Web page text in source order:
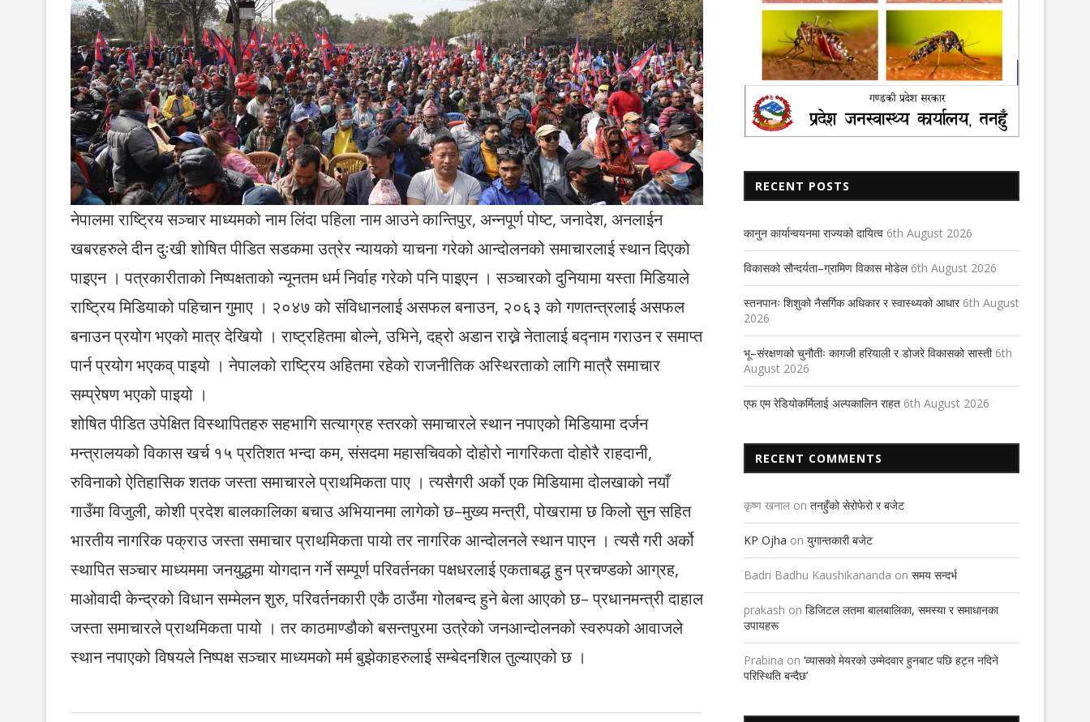
नेपालमा राष्ट्रिय सञ्चार माध्यमको नाम लिंदा पहिला नाम आउने कान्तिपुर, अन्नपूर्ण पोष्ट, जनादेश, अनलाईन
खबरहरुले दीन दुःखी शोषित पीडित सडकमा उत्रेर न्यायको याचना गरेको आन्दोलनको समाचारलाई स्थान दिएको
पाइएन । पत्रकारीताको निष्पक्षताको न्यूनतम धर्म निर्वाह गरेको पनि पाइएन । सञ्चारको दुनियामा यस्ता मिडियाले
राष्ट्रिय मिडियाको पहिचान गुमाए । २०४७ को संविधानलाई असफल बनाउन, २०६३ को गणतन्त्रलाई असफल
बनाउन प्रयोग भएको मात्र देखियो । राष्ट्रहितमा बोल्ने, उभिने, दह्रो अडान राख्ने नेतालाई बद्नाम गराउन र समाप्त
पार्न प्रयोग भएकव् पाइयो । नेपालको राष्ट्रिय अहितमा रहेको राजनीतिक अस्थिरताको लागि मात्रै समाचार
सम्प्रेषण भएको पाइयो ।
शोषित पीडित उपेक्षित विस्थापितहरु सहभागि सत्याग्रह स्तरको समाचारले स्थान नपाएको मिडियामा दर्जन
मन्त्रालयको विकास खर्च १५ प्रतिशत भन्दा कम, संसदमा महासचिवको दोहोरो नागरिकता दोहोरै राहदानी,
रुविनाको ऐतिहासिक शतक जस्ता समाचारले प्राथमिकता पाए । त्यसैगरी अर्को एक मिडियामा दोलखाको नयाँ
गाउँमा विजुली, कोशी प्रदेश बालकालिका बचाउ अभियानमा लागेको छ–मुख्य मन्त्री, पोखरामा छ किलो सुन सहित
भारतीय नागरिक पक्राउ जस्ता समाचार प्राथमिकता पायो तर नागरिक आन्दोलनले स्थान पाएन । त्यसै गरी अर्को
स्थापित सञ्चार माध्यममा जनयुद्धमा योगदान गर्ने सम्पूर्ण परिवर्तनका पक्षधरलाई एकताबद्ध हुन प्रचण्डको आग्रह,
माओवादी केन्द्रको विधान सम्मेलन शुरु, परिवर्तनकारी एकै ठाउँमा गोलबन्द हुने बेला आएको छ– प्रधानमन्त्री दाहाल
जस्ता समाचारले प्राथमिकता पायो । तर काठमाण्डौको बसन्तपुरमा उत्रेको जनआन्दोलनको स्वरुपको आवाजले
स्थान नपाएको विषयले निष्पक्ष सञ्चार माध्यमको मर्म बुझेकाहरुलाई सम्बेदनशिल तुल्याएको छ ।
RECENT POSTS
कानुन कार्यान्वयनमा राज्यको दायित्व 6th August 2026
विकासको सौन्दर्यता–ग्रामिण विकास मोडेल 6th August 2026
स्तनपानः शिशुको नैसर्गिक अधिकार र स्वास्थ्यको आधार 6th August
2026
भू–संरक्षणको चुनौतीः कागजी हरियाली र डोजरे विकासको सास्ती 6th
August 2026
एफ एम रेडियोकर्मिलाई अल्पकालिन राहत 6th August 2026
RECENT COMMENTS
कृष्ण खनाल on तनहुँको सेरोफेरो र बजेट
KP Ojha on युगान्तकारी बजेट
Badri Badhu Kaushikananda on समय सन्दर्भ
prakash on डिजिटल लतमा बालबालिका, समस्या र समाधानका
उपायहरू
Prabina on ‘व्यासको मेयरको उम्मेदवार हुनबाट पछि हट्न नदिने
परिस्थिति बन्दैछ’